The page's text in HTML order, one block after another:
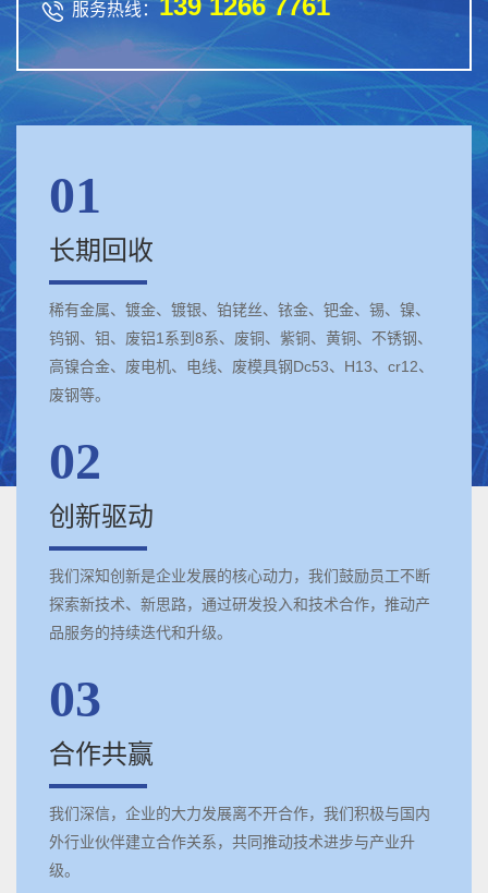
 服务热线：
01
长期回收
稀有金属、镀金、镀银、铂铑丝、铱金、钯金、锡、镍、
钨钢、钼、废铝1系到8系、废铜、紫铜、黄铜、不锈钢、
高镍合金、废电机、电线、废模具钢Dc53、H13、cr12、
废钢等。
02
创新驱动
我们深知创新是企业发展的核心动力，我们鼓励员工不断
探索新技术、新思路，通过研发投入和技术合作，推动产
品服务的持续迭代和升级。
03
合作共赢
我们深信，企业的大力发展离不开合作，我们积极与国内
外行业伙伴建立合作关系，共同推动技术进步与产业升
级。